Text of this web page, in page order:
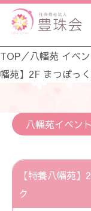
TOP／八幡苑 イベ
幡苑】2F まつぼっ
八幡苑イベン
【特養八幡苑
ク